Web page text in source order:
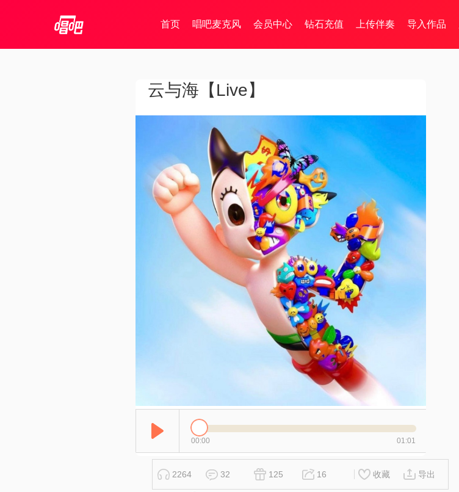
首页 唱吧麦克风 会员中心 钻石充值 上传伴奏 导入作品
云与海【Live】
00:00 01:01
2264 32 125 16 收藏 导出